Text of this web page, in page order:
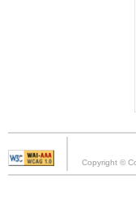
Copyright ©